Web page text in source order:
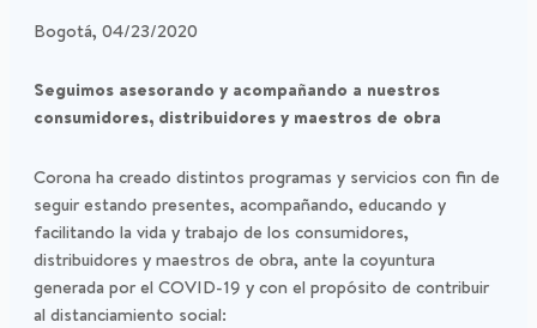
Bogotá, 04/23/2020
Seguimos asesorando y acompañando a nuestros
consumidores, distribuidores y maestros de obra
Corona ha creado distintos programas y servicios con fin de
seguir estando presentes, acompañando, educando y
facilitando la vida y trabajo de los consumidores,
distribuidores y maestros de obra, ante la coyuntura
generada por el COVID-19 y con el propósito de contribuir
al distanciamiento social: